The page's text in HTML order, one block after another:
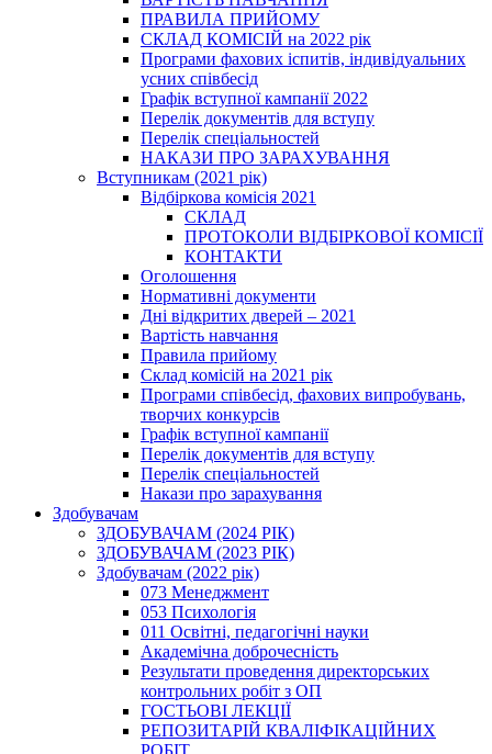
ПРАВИЛА ПРИЙОМУ
СКЛАД КОМІСІЙ на 2022 рік
Програми фахових іспитів, індивідуальних
усних співбесід
Графік вступної кампанії 2022
Перелік документів для вступу
Перелік спеціальностей
НАКАЗИ ПРО ЗАРАХУВАННЯ
Вступникам (2021 рік)
Відбіркова комісія 2021
СКЛАД
ПРОТОКОЛИ ВІДБІРКОВОЇ КОМІСІЇ
КОНТАКТИ
Оголошення
Нормативні документи
Дні відкритих дверей – 2021
Вартість навчання
Правила прийому
Склад комісій на 2021 рік
Програми співбесід, фахових випробувань,
творчих конкурсів
Графік вступної кампанії
Перелік документів для вступу
Перелік спеціальностей
Накази про зарахування
Здобувачам
ЗДОБУВАЧАМ (2024 РІК)
ЗДОБУВАЧАМ (2023 РІК)
Здобувачам (2022 рік)
073 Менеджмент
053 Психологія
011 Освітні, педагогічні науки
Академічна доброчесність
Результати проведення директорських
контрольних робіт з ОП
ГОСТЬОВІ ЛЕКЦІЇ
РЕПОЗИТАРІЙ КВАЛІФІКАЦІЙНИХ
РОБІТ